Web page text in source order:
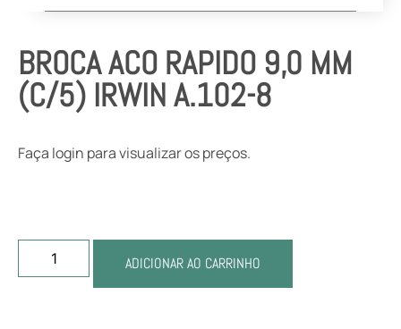
BROCA ACO RAPIDO 9,0 MM
(C/5) IRWIN A.102-8
Faça login para visualizar os preços.
ADICIONAR AO CARRINHO